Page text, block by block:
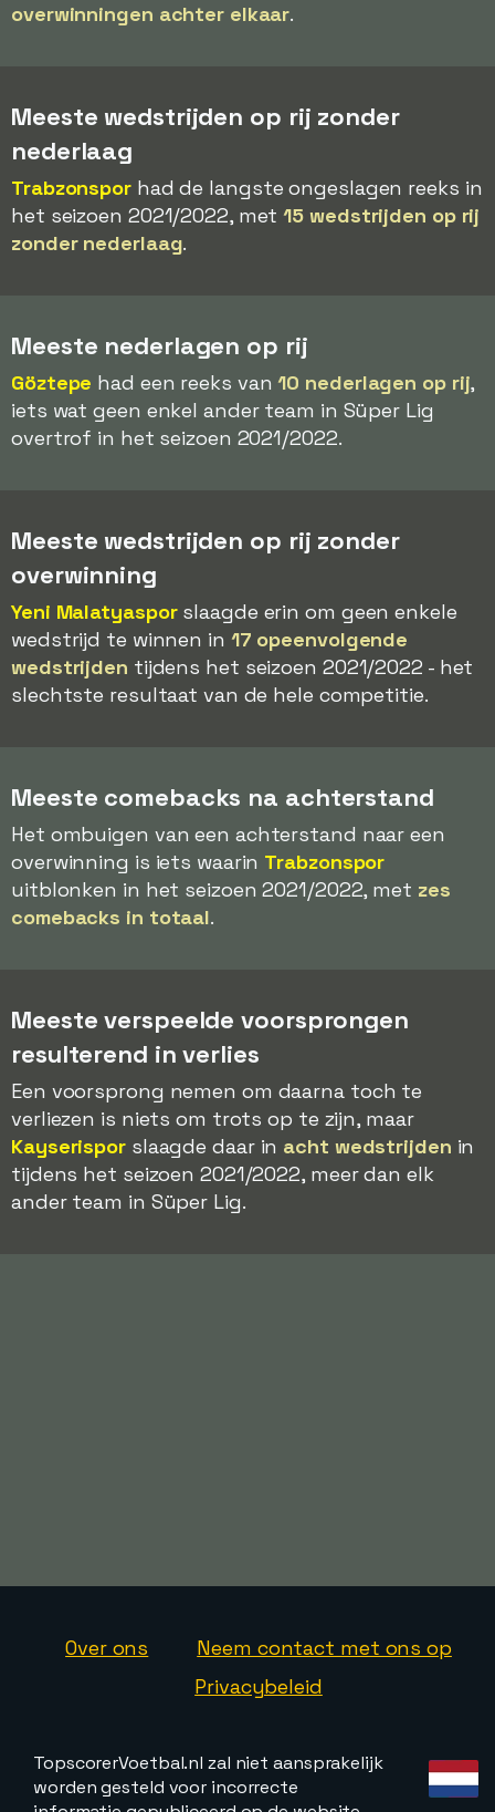
overwinningen achter elkaar.
Meeste wedstrijden op rij zonder
nederlaag
Trabzonsporhad de langste ongeslagen reeks in
het seizoen 2021/2022, met15 wedstrijden op rij
zonder nederlaag.
Meeste nederlagen op rij
Göztepe had een reeks van10 nederlagen op rij,
iets wat geen enkel ander team in Süper Lig
overtrof in het seizoen 2021/2022.
Meeste wedstrijden op rij zonder
overwinning
Yeni Malatyasporslaagde erin om geen enkele
wedstrijd te winnen in 17 opeenvolgende
wedstrijden tijdens het seizoen 2021/2022 - het
slechtste resultaat van de hele competitie.
Meeste comebacks na achterstand
Het ombuigen van een achterstand naar een
overwinning is iets waarin Trabzonspor
uitblonken in het seizoen 2021/2022, met zes
comebacks in totaal.
Meeste verspeelde voorsprongen
resulterend in verlies
Een voorsprong nemen om daarna toch te
verliezen is niets om trots op te zijn, maar
Kayserisporslaagde daar in acht wedstrijden in
tijdens het seizoen 2021/2022, meer dan elk
ander team in Süper Lig.
Over ons
Neem contact met ons op
Privacybeleid
TopscorerVoetbal.nl zal niet aansprakelijk
worden gesteld voor incorrecte